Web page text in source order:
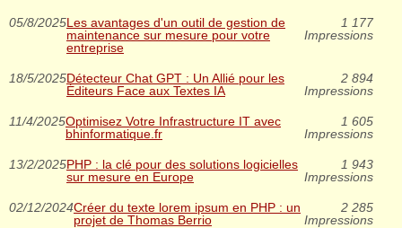
05/8/2025Les avantages d'un outil de gestion de
maintenance sur mesure pour votre
entreprise
1 177
Impressions
18/5/2025Détecteur Chat GPT : Un Allié pour les
Éditeurs Face aux Textes IA
2 894
Impressions
11/4/2025Optimisez Votre Infrastructure IT avec
bhinformatique.fr
1 605
Impressions
13/2/2025PHP : la clé pour des solutions logicielles
sur mesure en Europe
1 943
Impressions
02/12/2024Créer du texte lorem ipsum en PHP : un
projet de Thomas Berrio
2 285
Impressions